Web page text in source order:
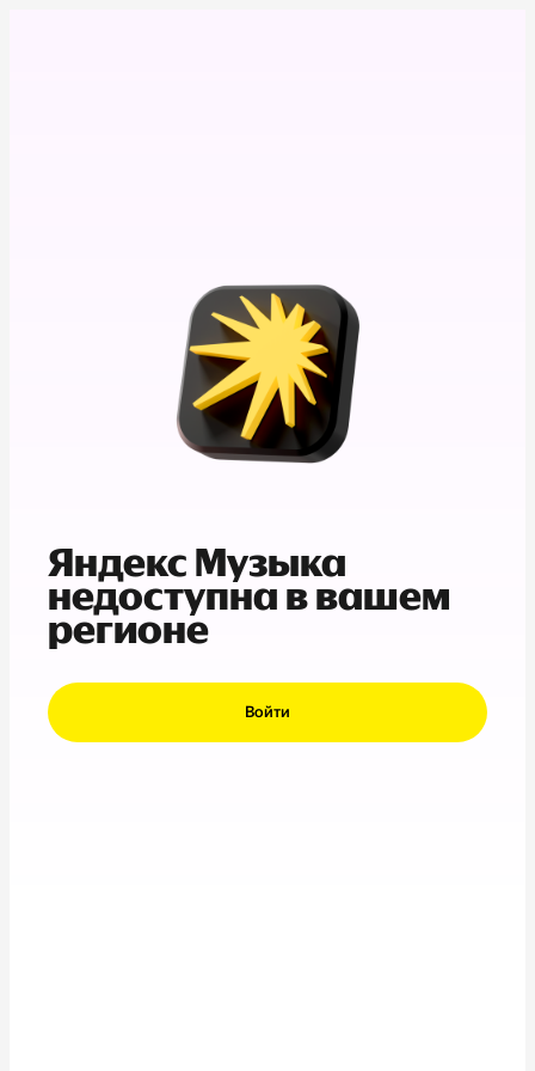
Яндекс Музыка
недоступна в вашем
регионе
Войти